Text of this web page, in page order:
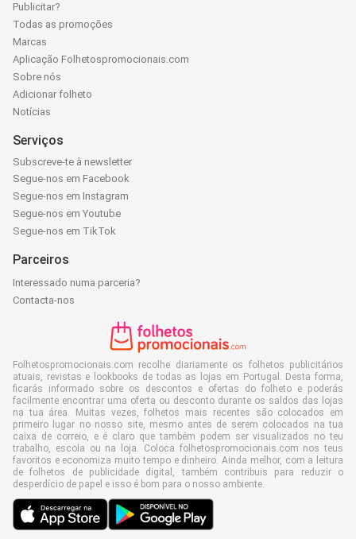
Publicitar?
Todas as promoções
Marcas
Aplicação Folhetospromocionais.com
Sobre nós
Adicionar folheto
Notícias
Serviços
Subscreve-te à newsletter
Segue-nos em Facebook
Segue-nos em Instagram
Segue-nos em Youtube
Segue-nos em TikTok
Parceiros
Interessado numa parceria?
Contacta-nos
Folhetospromocionais.com recolhe diariamente os folhetos publicitários
atuais, revistas e lookbooks de todas as lojas em Portugal. Desta forma,
ficarás informado sobre os descontos e ofertas do folheto e poderás
facilmente encontrar uma oferta ou desconto durante os saldos das lojas
na tua área. Muitas vezes, folhetos mais recentes são colocados em
primeiro lugar no nosso site, mesmo antes de serem colocados na tua
caixa de correio, e é claro que também podem ser visualizados no teu
trabalho, escola ou na loja. Coloca folhetospromocionais.com nos teus
favoritos e economiza muito tempo e dinheiro. Ainda melhor, com a leitura
de folhetos de publicidade digital, também contribuis para reduzir o
desperdício de papel e isso é bom para o nosso ambiente.